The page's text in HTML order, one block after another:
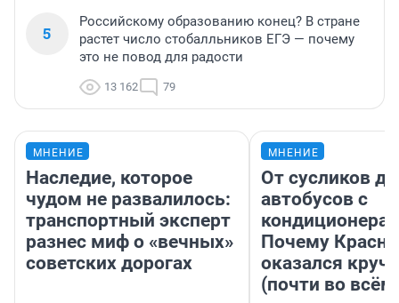
5
Российскому образованию конец? В стране
растет число стобалльников ЕГЭ — почему
это не повод для радости
13 162 79
МНЕНИЕ
Наследие, которое
чудом не развалилось:
транспортный эксперт
разнес миф о «вечных»
советских дорогах
МНЕНИЕ
От сусликов до
автобусов с
Почему
оказался
(почти во